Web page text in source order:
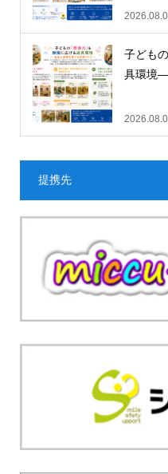
子ども
具環境
提携先